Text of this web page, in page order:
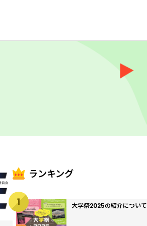
ランキング
1 大学祭2025の紹介について